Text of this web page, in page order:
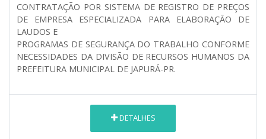
CONTRATAÇÃO POR SISTEMA DE REGISTRO DE PREÇOS
DE EMPRESA ESPECIALIZADA PARA ELABORAÇÃO DE
LAUDOS E
PROGRAMAS DE SEGURANÇA DO TRABALHO CONFORME
NECESSIDADES DA DIVISÃO DE RECURSOS HUMANOS DA
PREFEITURA MUNICIPAL DE JAPURÁ-PR.
DETALHES